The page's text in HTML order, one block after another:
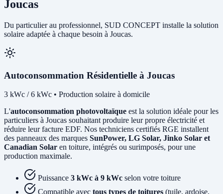
Joucas
Du particulier au professionnel, SUD CONCEPT installe la solution
solaire adaptée à chaque besoin à Joucas.
Autoconsommation Résidentielle à Joucas
3 kWc / 6 kWc • Production solaire à domicile
L'autoconsommation photovoltaïque est la solution idéale pour les
particuliers à Joucas souhaitant produire leur propre électricité et
réduire leur facture EDF. Nos techniciens certifiés RGE installent
des panneaux des marques SunPower, LG Solar, Jinko Solar et
Canadian Solar en toiture, intégrés ou surimposés, pour une
production maximale.
Puissance 3 kWc à 9 kWc selon votre toiture
Compatible avec tous types de toitures (tuile, ardoise,